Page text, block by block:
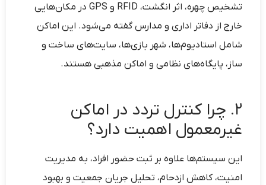
تشخیص چهره، اثر انگشت، RFID و GPS در مکان‌هایی
خارج از دفاتر اداری و مدارس گفته می‌شود. این اماکن
شامل استادیوم‌ها، شهر بازی‌ها، سایت‌های ساخت و
ساز، پایگاه‌های نظامی و اماکن مذهبی هستند.
۲. چرا کنترل تردد در اماکن
غیرمعمول اهمیت دارد؟
این سیستم‌ها علاوه بر ثبت حضور افراد، به مدیریت
امنیت، کاهش ازدحام، تحلیل جریان جمعیت و بهبود